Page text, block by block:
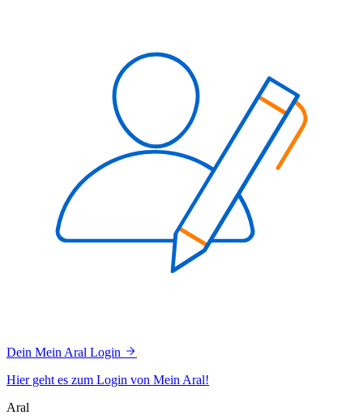
Dein Mein Aral Login
Hier geht es zum Login von Mein Aral!
Aral